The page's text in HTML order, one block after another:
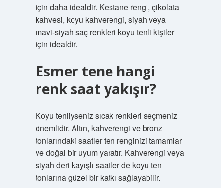
için daha idealdir. Kestane rengi, çikolata
kahvesi, koyu kahverengi, siyah veya
mavi-siyah saç renkleri koyu tenli kişiler
için idealdir.
Esmer tene hangi
renk saat yakışır?
Koyu tenliyseniz sıcak renkleri seçmeniz
önemlidir. Altın, kahverengi ve bronz
tonlarındaki saatler ten renginizi tamamlar
ve doğal bir uyum yaratır. Kahverengi veya
siyah deri kayışlı saatler de koyu ten
tonlarına güzel bir katkı sağlayabilir.